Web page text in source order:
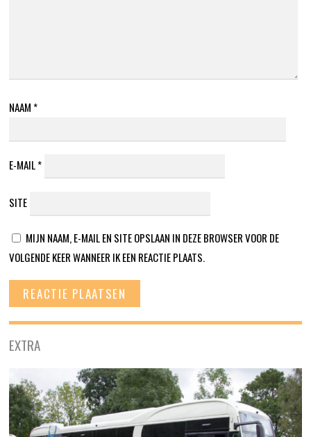
NAAM *
E-MAIL*
SITE
MIJN NAAM, E-MAIL EN SITE OPSLAAN IN DEZE BROWSER VOOR DE
VOLGENDE KEER WANNEER IK EEN REACTIE PLAATS.
EXTRA